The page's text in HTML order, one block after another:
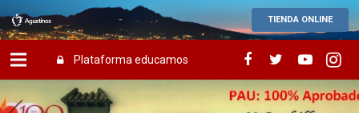
TIENDA ONLINE
Plataforma educamos